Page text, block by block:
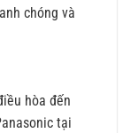
chóng và
hòa đến
tại